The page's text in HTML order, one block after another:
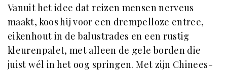
Vanuit het idee dat reizen mensen nerveus
maakt, koos hij voor een drempelloze entree,
eikenhout in de balustrades en een rustig
kleurenpalet, met alleen de gele borden die
juist wél in het oog springen. Met zijn Chinees-